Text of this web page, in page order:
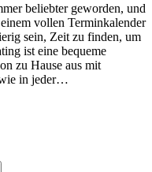
beliebter geworden, und
vollen Terminkalender
sein, Zeit zu finden, um
ist eine bequeme
zu Hause aus mit
in jeder…